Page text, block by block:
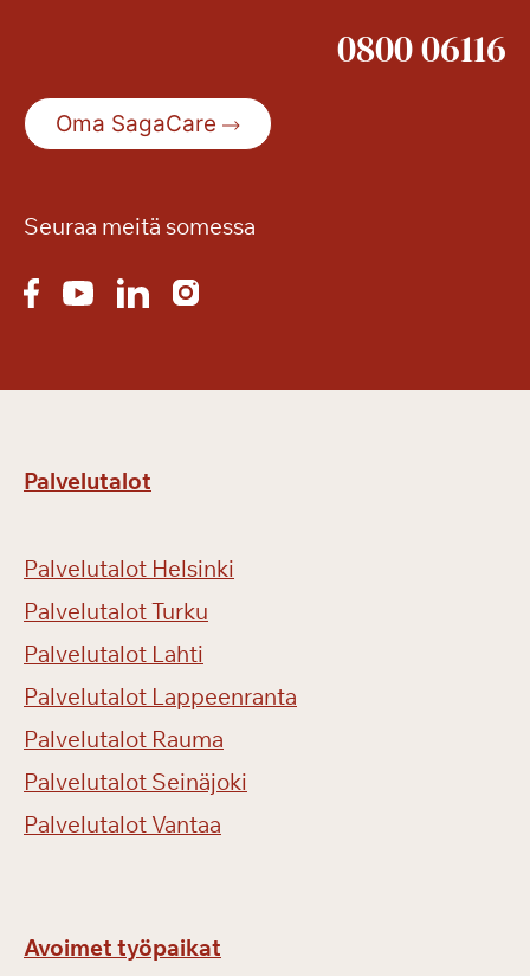
0800 06116
Oma SagaCare
Seuraa meitä somessa
Palvelutalot
Palvelutalot Helsinki
Palvelutalot Turku
Palvelutalot Lahti
Palvelutalot Lappeenranta
Palvelutalot Rauma
Palvelutalot Seinäjoki
Palvelutalot Vantaa
Avoimet työpaikat